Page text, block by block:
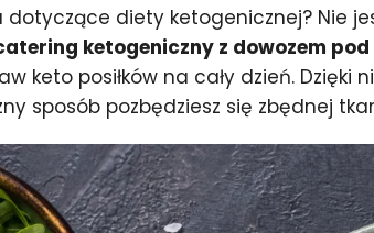
diety ketogenicznej? Nie
ketogeniczny z dowozem
keto posiłków na cały dzień.
sposób pozbędziesz się zbędnej